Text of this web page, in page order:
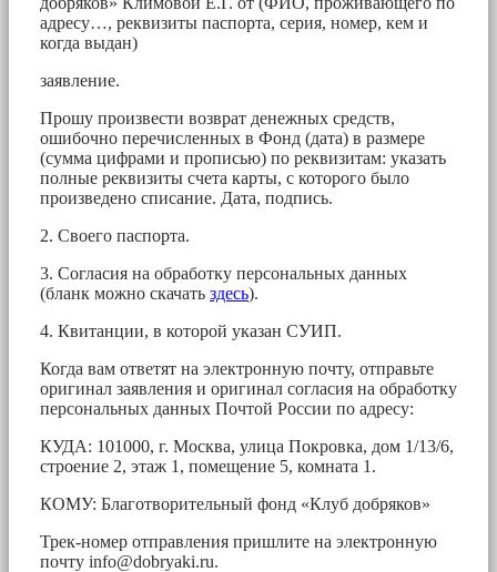
адресу…, реквизиты паспорта, серия, номер, кем и
когда выдан)
заявление.
Прошу произвести возврат денежных средств,
ошибочно перечисленных в Фонд (дата) в размере
(сумма цифрами и прописью) по реквизитам: указать
полные реквизиты счета карты, с которого было
произведено списание. Дата, подпись.
2. Своего паспорта.
3. Согласия на обработку персональных данных
(бланк можно скачать здесь).
4. Квитанции, в которой указан СУИП.
Когда вам ответят на электронную почту, отправьте
оригинал заявления и оригинал согласия на обработку
персональных данных Почтой России по адресу:
КУДА: 101000, г. Москва, улица Покровка, дом 1/13/6,
строение 2, этаж 1, помещение 5, комната 1.
КОМУ: Благотворительный фонд «Клуб добряков»
Трек-номер отправления пришлите на электронную
почту info@dobryaki.ru.